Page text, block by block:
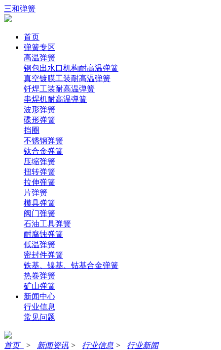
三和弹簧
首页
弹簧专区
高温弹簧
钢包出水口机构耐高温弹簧
真空镀膜工装耐高温弹簧
钎焊工装耐高温弹簧
串焊机耐高温弹簧
波形弹簧
碟形弹簧
挡圈
不锈钢弹簧
钛合金弹簧
压缩弹簧
扭转弹簧
拉伸弹簧
片弹簧
模具弹簧
阀门弹簧
石油工具弹簧
耐腐蚀弹簧
低温弹簧
密封件弹簧
铁基、镍基、钴基合金弹簧
热卷弹簧
矿山弹簧
新闻中心
行业信息
常见问题
首页 > 新闻资讯 > 行业信息 > 行业新闻